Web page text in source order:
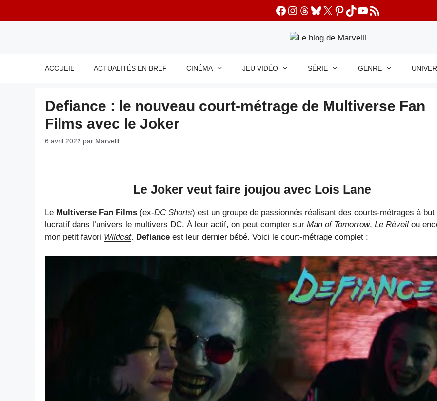
Facebook
Instagram
Threads
Bluesky
X Pinterest
TikTok
YouTube
Flux RSS
ACCUEIL ACTUALITÉS EN BREF CINÉMA JEU VIDÉO SÉRIE GENRE
Defiance : le nouveau court-métrage de Multiverse Fan
Films avec le Joker
6 avril 2022 par Marvelll
Le Joker veut faire joujou avec Lois Lane
Le Multiverse Fan Films (ex-DC Shorts) est un groupe de passionnés réalisant des courts-métrages à but
lucratif dans l’univers le multivers DC. À leur actif, on peut compter sur Man of Tomorrow, Le Réveil ou
mon petit favori Wildcat. Defiance est leur dernier bébé. Voici le court-métrage complet :